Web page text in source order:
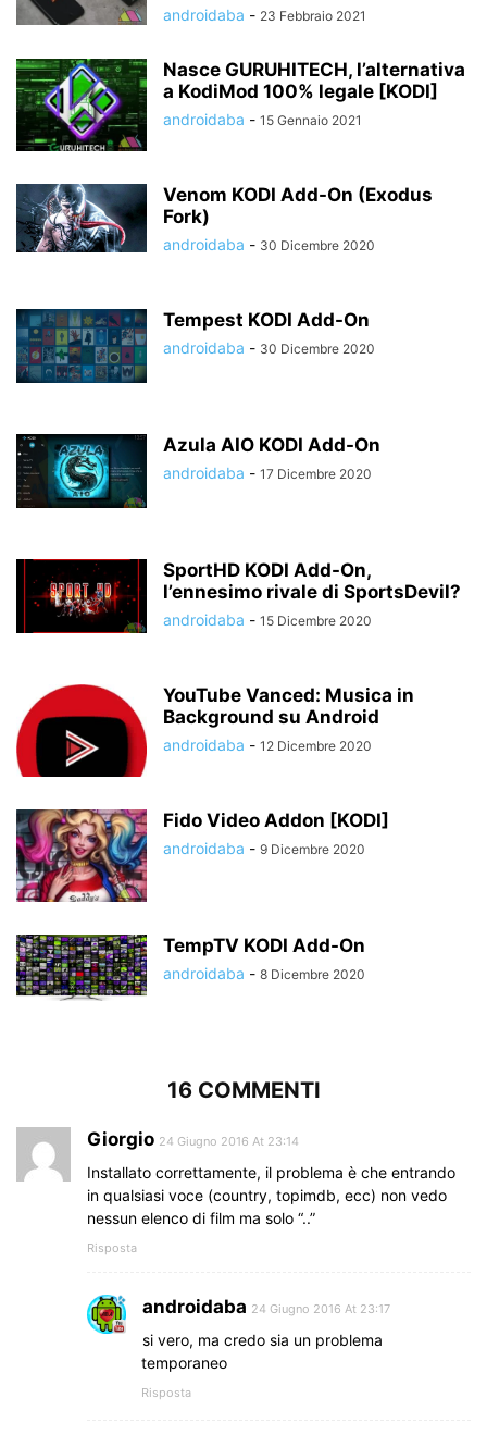
androidaba - 23 Febbraio 2021
Nasce GURUHITECH, l’alternativa
a KodiMod 100% legale [KODI]
androidaba - 15 Gennaio 2021
Venom KODI Add-On (Exodus
Fork)
androidaba - 30 Dicembre 2020
Tempest KODI Add-On
androidaba - 30 Dicembre 2020
Azula AIO KODI Add-On
androidaba - 17 Dicembre 2020
SportHD KODI Add-On,
l’ennesimo rivale di SportsDevil?
androidaba - 15 Dicembre 2020
YouTube Vanced: Musica in
Background su Android
androidaba - 12 Dicembre 2020
Fido Video Addon [KODI]
androidaba - 9 Dicembre 2020
TempTV KODI Add-On
androidaba - 8 Dicembre 2020
16 COMMENTI
Giorgio 24 Giugno 2016 At 23:14
Installato correttamente, il problema è che entrando
in qualsiasi voce (country, topimdb, ecc) non vedo
nessun elenco di film ma solo “..”
Risposta
androidaba 24 Giugno 2016 At 23:17
si vero, ma credo sia un problema
temporaneo
Risposta